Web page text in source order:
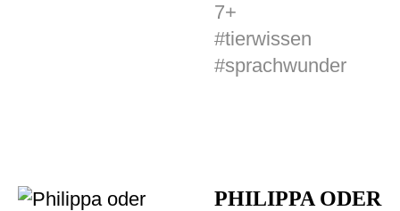
7+
#tierwissen
#sprachwunder
PHILIPPA ODER